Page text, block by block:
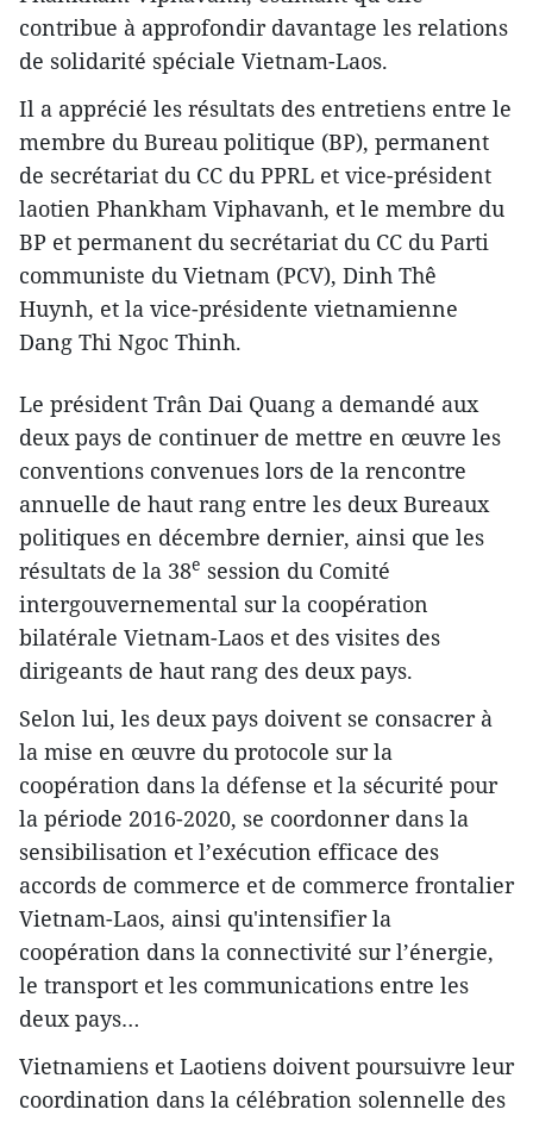
contribue à approfondir davantage les relations
de solidarité spéciale Vietnam-Laos.
Il a apprécié les résultats des entretiens entre le
membre du Bureau politique (BP), permanent
de secrétariat du CC du PPRL et vice-président
laotien Phankham Viphavanh, et le membre du
BP et permanent du secrétariat du CC du Parti
communiste du Vietnam (PCV), Dinh Thê
Huynh, et la vice-présidente vietnamienne
Dang Thi Ngoc Thinh.
Le président Trân Dai Quang a demandé aux
deux pays de continuer de mettre en œuvre les
conventions convenues lors de la rencontre
annuelle de haut rang entre les deux Bureaux
politiques en décembre dernier, ainsi que les
résultats de la 38e session du Comité
intergouvernemental sur la coopération
bilatérale Vietnam-Laos et des visites des
dirigeants de haut rang des deux pays.
Selon lui, les deux pays doivent se consacrer à
la mise en œuvre du protocole sur la
coopération dans la défense et la sécurité pour
la période 2016-2020, ​se coordonner dans la
sensibilisation et l’exécution efficace des
accords de commerce et ​de commerce frontalier
Vietnam-Laos, ainsi qu'intensifier la
coopération dans la connectivité sur l’énergie,
le transport et les communications entre les
deux pays…
Vietnamiens et Laotiens doivent ​poursuivre l​eur
coordination dans la célébration solennelle des